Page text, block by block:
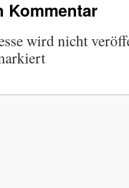
Kommentar
wird nicht